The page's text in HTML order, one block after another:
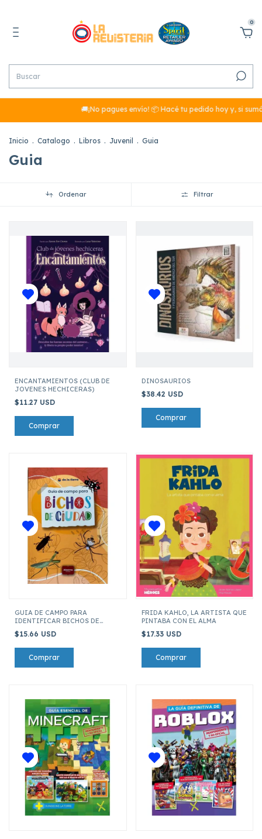
0
🚚¡No pagues envío! 📦 Hacé tu pedido hoy y, si sumás más
Inicio . Catalogo . Libros . Juvenil . Guia
Guia
Ordenar Filtrar
ENCANTAMIENTOS (CLUB DE
JOVENES HECHICERAS)
$11.27 USD
DINOSAURIOS
$38.42 USD
GUIA DE CAMPO PARA
IDENTIFICAR BICHOS DE
$15.66 USD
FRIDA KAHLO, LA ARTISTA QUE
PINTABA CON EL ALMA
$17.33 USD